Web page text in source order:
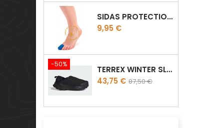
SIDAS PROTECTION D'ORTEILLES GEL TOE CAP
Prix
9,95 €
-50%
TERREX WINTER SLIP ON
Prix
43,75 € Prix
87,50 €